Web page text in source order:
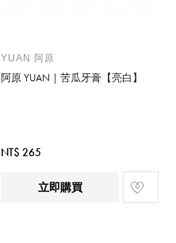
YUAN 阿原
阿原 YUAN｜苦瓜牙膏【亮白】
NT$ 265
立即購買